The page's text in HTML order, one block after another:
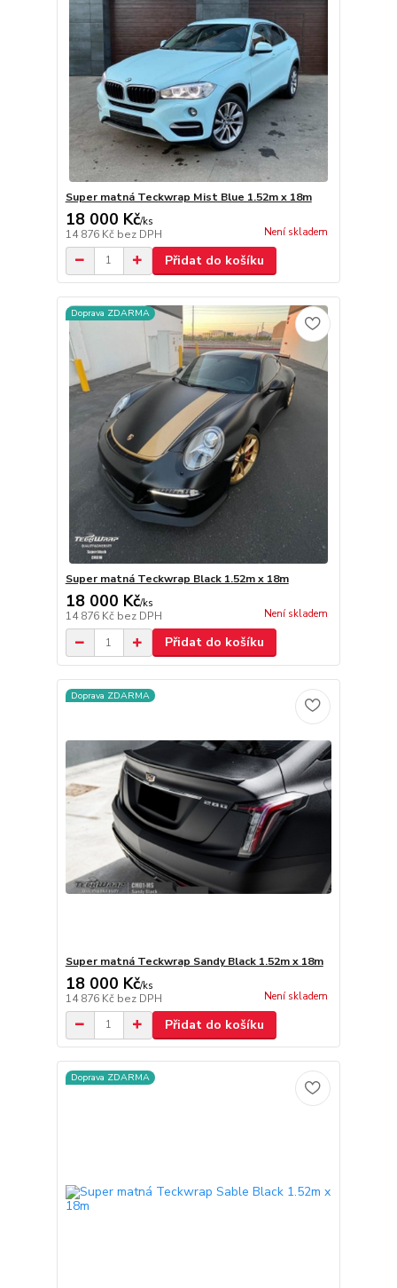
Super matná Teckwrap Mist Blue 1.52m x 18m
18 000 Kč/ks
14 876 Kč bez DPH Není skladem
Přidat do košíku
Doprava ZDARMA
Super matná Teckwrap Black 1.52m x 18m
18 000 Kč/ks
14 876 Kč bez DPH Není skladem
Přidat do košíku
Doprava ZDARMA
Super matná Teckwrap Sandy Black 1.52m x 18m
18 000 Kč/ks
14 876 Kč bez DPH Není skladem
Přidat do košíku
Doprava ZDARMA